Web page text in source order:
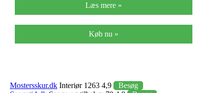
Læs mere »
Køb nu »
Mostersskur.dk Interiør 1263 4,9
Besøg